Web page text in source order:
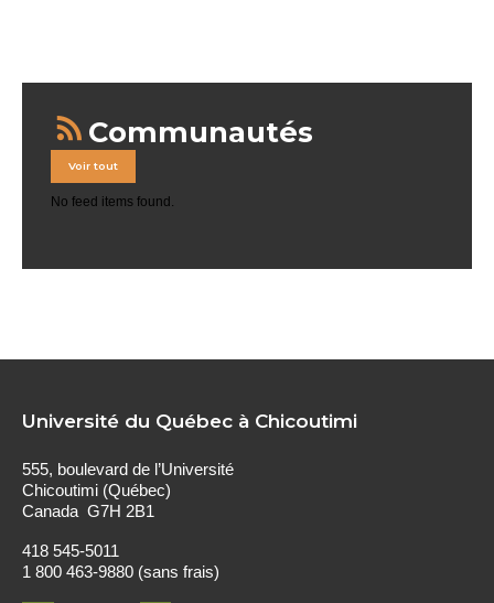
Communautés
Voir tout
No feed items found.
Université du Québec à Chicoutimi
555, boulevard de l’Université
Chicoutimi (Québec)
Canada G7H 2B1
418 545-5011
1 800 463-9880 (sans frais)